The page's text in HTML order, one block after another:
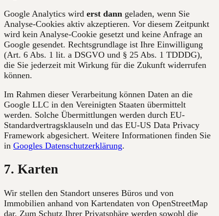
Google Analytics wird erst dann geladen, wenn Sie
Analyse-Cookies aktiv akzeptieren. Vor diesem Zeitpunkt
wird kein Analyse-Cookie gesetzt und keine Anfrage an
Google gesendet. Rechtsgrundlage ist Ihre Einwilligung
(Art. 6 Abs. 1 lit. a DSGVO und § 25 Abs. 1 TDDDG),
die Sie jederzeit mit Wirkung für die Zukunft widerrufen
können.
Im Rahmen dieser Verarbeitung können Daten an die
Google LLC in den Vereinigten Staaten übermittelt
werden. Solche Übermittlungen werden durch EU-
Standardvertragsklauseln und das EU-US Data Privacy
Framework abgesichert. Weitere Informationen finden Sie
in Googles Datenschutzerklärung.
7. Karten
Wir stellen den Standort unseres Büros und von
Immobilien anhand von Kartendaten von OpenStreetMap
dar. Zum Schutz Ihrer Privatsphäre werden sowohl die